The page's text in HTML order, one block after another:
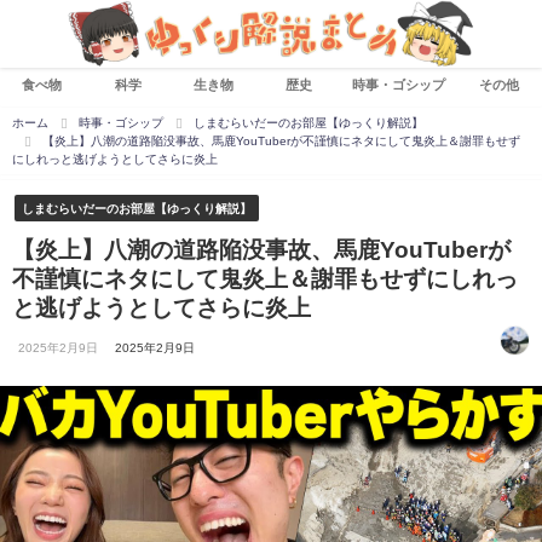
食べ物 科学 生き物 歴史 時事・ゴシップ その他
ホーム 時事・ゴシップ
しまむらいだーのお部屋【ゆっくり解説】
【炎上】八潮の道路陥没事故、馬鹿YouTuberが不謹慎にネタにして鬼炎上＆謝罪もせず
にしれっと逃げようとしてさらに炎上
しまむらいだーのお部屋【ゆっくり解説】
【炎上】八潮の道路陥没事故、馬鹿YouTuberが
不謹慎にネタにして鬼炎上＆謝罪もせずにしれっ
と逃げようとしてさらに炎上
2025年2月9日 2025年2月9日